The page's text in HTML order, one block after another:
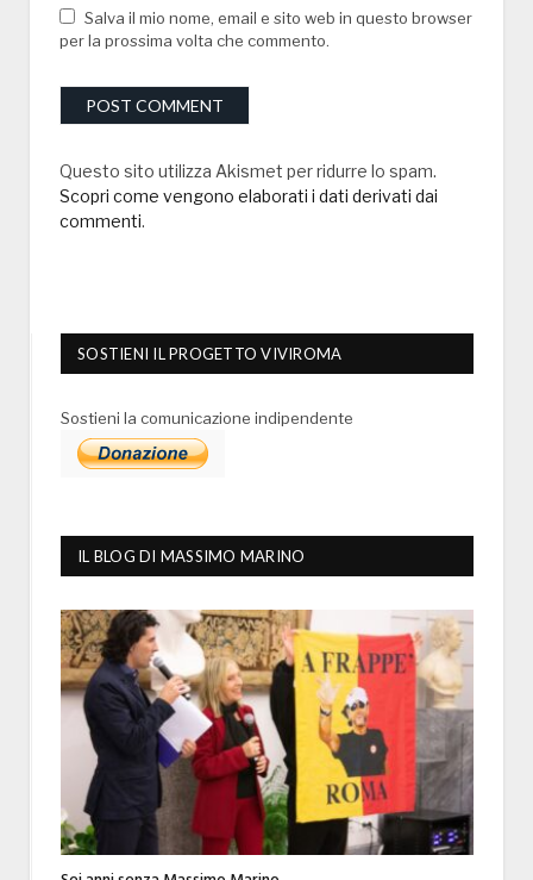
Salva il mio nome, email e sito web in questo browser
per la prossima volta che commento.
Questo sito utilizza Akismet per ridurre lo spam.
Scopri come vengono elaborati i dati derivati dai
commenti.
SOSTIENI IL PROGETTO VIVIROMA
Sostieni la comunicazione indipendente
IL BLOG DI MASSIMO MARINO